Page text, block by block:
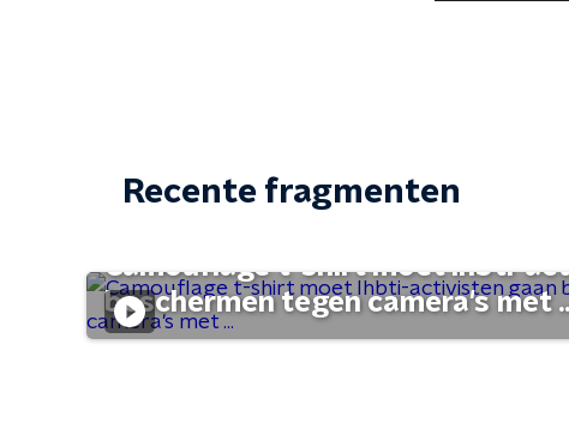
Recente fragmenten
Camouflage t-shirt moet lhbti-
beschermen tegen camera's met